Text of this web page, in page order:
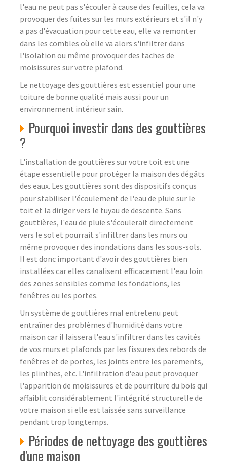
l'eau ne peut pas s'écouler à cause des feuilles, cela va
provoquer des fuites sur les murs extérieurs et s'il n'y
a pas d'évacuation pour cette eau, elle va remonter
dans les combles où elle va alors s'infiltrer dans
l'isolation ou même provoquer des taches de
moisissures sur votre plafond.
Le nettoyage des gouttières est essentiel pour une
toiture de bonne qualité mais aussi pour un
environnement intérieur sain.
Pourquoi investir dans des gouttières
?
L'installation de gouttières sur votre toit est une
étape essentielle pour protéger la maison des dégâts
des eaux. Les gouttières sont des dispositifs conçus
pour stabiliser l'écoulement de l'eau de pluie sur le
toit et la diriger vers le tuyau de descente. Sans
gouttières, l'eau de pluie s'écoulerait directement
vers le sol et pourrait s'infiltrer dans les murs ou
même provoquer des inondations dans les sous-sols.
Il est donc important d'avoir des gouttières bien
installées car elles canalisent efficacement l'eau loin
des zones sensibles comme les fondations, les
fenêtres ou les portes.
Un système de gouttières mal entretenu peut
entraîner des problèmes d'humidité dans votre
maison car il laissera l'eau s'infiltrer dans les cavités
de vos murs et plafonds par les fissures des rebords de
fenêtres et de portes, les joints entre les parements,
les plinthes, etc. L'infiltration d'eau peut provoquer
l'apparition de moisissures et de pourriture du bois qui
affaiblit considérablement l'intégrité structurelle de
votre maison si elle est laissée sans surveillance
pendant trop longtemps.
Périodes de nettoyage des gouttières
d'une maison